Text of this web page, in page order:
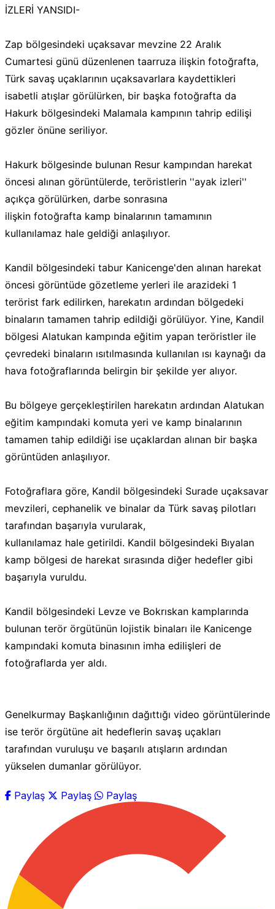
İZLERİ YANSIDI-
Zap bölgesindeki uçaksavar mevzine 22 Aralık
Cumartesi günü düzenlenen taarruza ilişkin fotoğrafta,
Türk savaş uçaklarının uçaksavarlara kaydettikleri
isabetli atışlar görülürken, bir başka fotoğrafta da
Hakurk bölgesindeki Malamala kampının tahrip edilişi
gözler önüne seriliyor.
Hakurk bölgesinde bulunan Resur kampından harekat
öncesi alınan görüntülerde, teröristlerin ''ayak izleri''
açıkça görülürken, darbe sonrasına
ilişkin fotoğrafta kamp binalarının tamamının
kullanılamaz hale geldiği anlaşılıyor.
Kandil bölgesindeki tabur Kanicenge'den alınan harekat
öncesi görüntüde gözetleme yerleri ile arazideki 1
terörist fark edilirken, harekatın ardından bölgedeki
binaların tamamen tahrip edildiği görülüyor. Yine, Kandil
bölgesi Alatukan kampında eğitim yapan teröristler ile
çevredeki binaların ısıtılmasında kullanılan ısı kaynağı da
hava fotoğraflarında belirgin bir şekilde yer alıyor.
Bu bölgeye gerçekleştirilen harekatın ardından Alatukan
eğitim kampındaki komuta yeri ve kamp binalarının
tamamen tahip edildiği ise uçaklardan alınan bir başka
görüntüden anlaşılıyor.
Fotoğraflara göre, Kandil bölgesindeki Surade uçaksavar
mevzileri, cephanelik ve binalar da Türk savaş pilotları
tarafından başarıyla vurularak,
kullanılamaz hale getirildi. Kandil bölgesindeki Bıyalan
kamp bölgesi de harekat sırasında diğer hedefler gibi
başarıyla vuruldu.
Kandil bölgesindeki Levze ve Bokrıskan kamplarında
bulunan terör örgütünün lojistik binaları ile Kanicenge
kampındaki komuta binasının imha edilişleri de
fotoğraflarda yer aldı.
Genelkurmay Başkanlığının dağıttığı video görüntülerinde
ise terör örgütüne ait hedeflerin savaş uçakları
tarafından vuruluşu ve başarılı atışların ardından
yükselen dumanlar görülüyor.
Paylaş Paylaş Paylaş